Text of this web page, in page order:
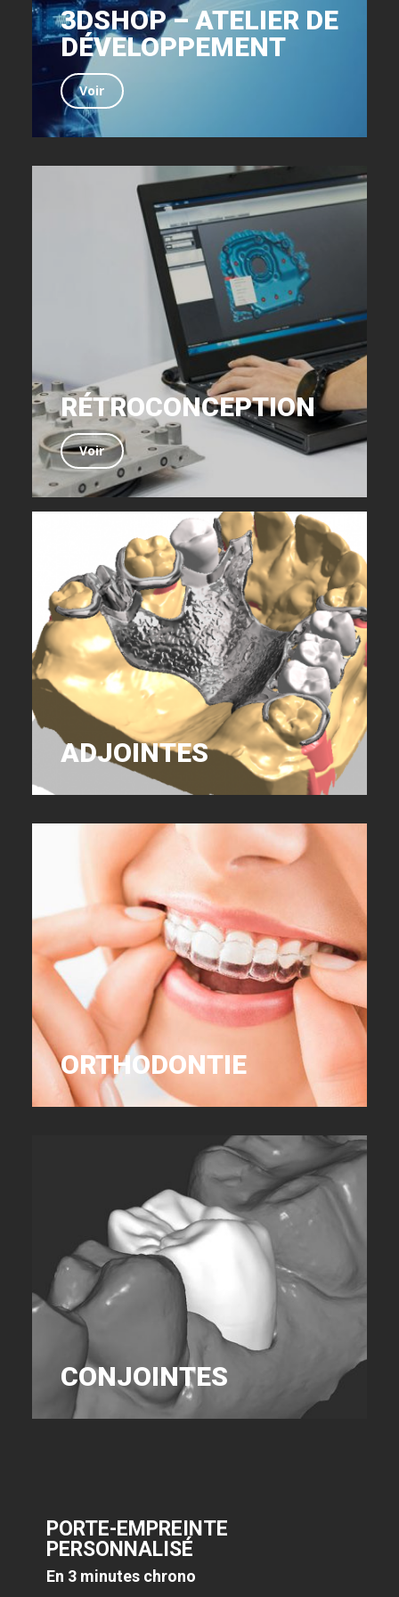
3DSHOP – ATELIER DE
DÉVELOPPEMENT
Voir
RÉTROCONCEPTION
Voir
ADJOINTES
ORTHODONTIE
CONJOINTES
PORTE-EMPREINTE
PERSONNALISÉ
En 3 minutes chrono